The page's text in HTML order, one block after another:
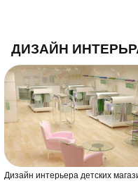
ДИЗАЙН
Дизайн интерьера детских